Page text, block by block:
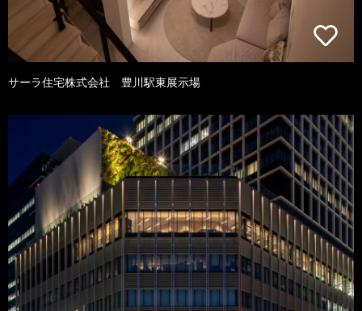
サーラ住宅株式会社 豊川駅東展示場